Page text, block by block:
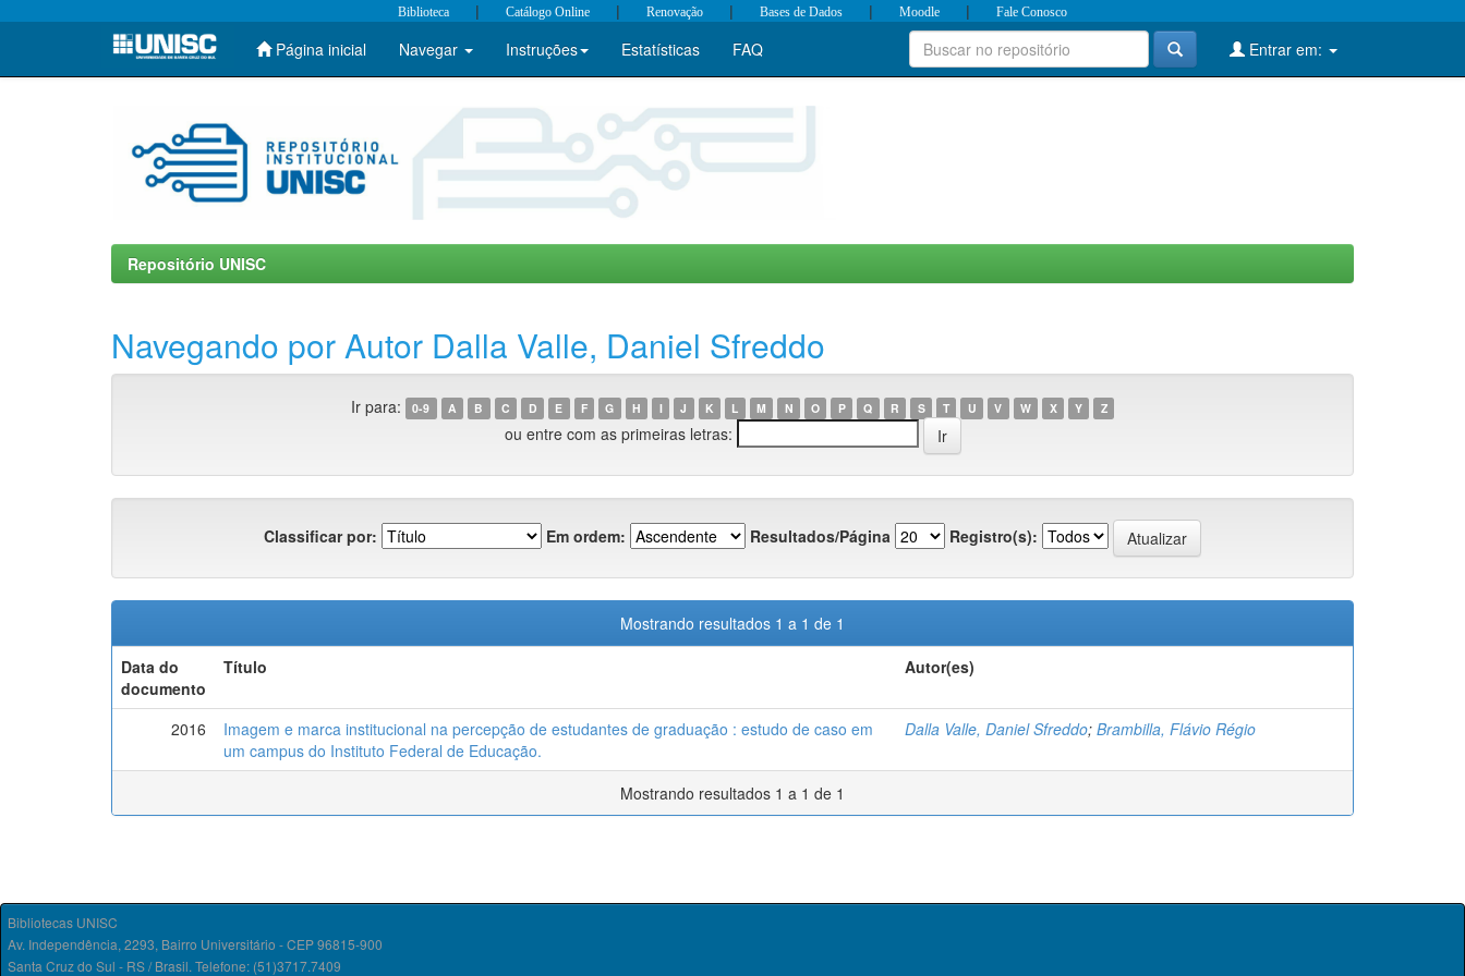
Skip
Biblioteca | Catálogo Online | Renovação | Bases de Dados | Moodle | Fale Conosco
Página inicial Navegar Instruções Estatísticas FAQ Entrar em:
Repositório UNISC
Navegando por Autor Dalla Valle, Daniel Sfreddo
Ir para: 0-9 A B C D E F G H I J K L M N O P Q R S T U V W X Y Z
ou entre com as primeiras letras:
Classificar por: Em ordem: Resultados/Página Registro(s):
Mostrando resultados 1 a 1 de 1
Data do
documento
Título Autor(es)
2016
Imagem e marca institucional na percepção de estudantes de graduação : estudo de caso em
um campus do Instituto Federal de Educação.
Dalla Valle, Daniel Sfreddo; Brambilla, Flávio Régio
Mostrando resultados 1 a 1 de 1
Bibliotecas UNISC
Av. Independência, 2293, Bairro Universitário - CEP 96815-900
Santa Cruz do Sul - RS / Brasil. Telefone: (51)3717.7409